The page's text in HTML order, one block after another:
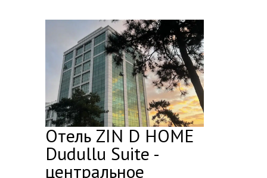
Отель ZIN D HOME
Dudullu Suite -
центральное